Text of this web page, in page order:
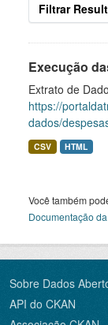
Filtrar
Execução
Extrato de
https://
dados/
CSV HTML
Você também
Documentação
Sobre Dados
API do CKAN